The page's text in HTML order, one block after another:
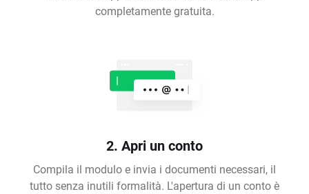
completamente gratuita.
2. Apri un conto
Compila il modulo e invia i documenti necessari, il
tutto senza inutili formalità. L'apertura di un conto è